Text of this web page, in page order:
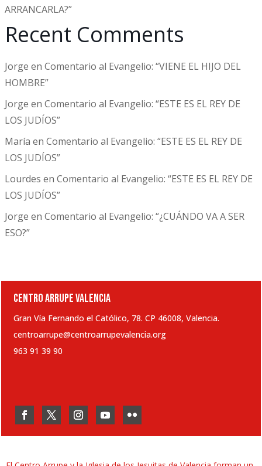
ARRANCARLA?”
Recent Comments
Jorge en Comentario al Evangelio: “VIENE EL HIJO DEL
HOMBRE”
Jorge en Comentario al Evangelio: “ESTE ES EL REY DE
LOS JUDÍOS”
María en Comentario al Evangelio: “ESTE ES EL REY DE
LOS JUDÍOS”
Lourdes en Comentario al Evangelio: “ESTE ES EL REY DE
LOS JUDÍOS”
Jorge en Comentario al Evangelio: “¿CUÁNDO VA A SER
ESO?”
CENTRO ARRUPE VALENCIA
Gran Vía Fernando el Católico, 78. CP 46008, Valencia.
centroarrupe@centroarrupevalencia.org
963 91 39 90